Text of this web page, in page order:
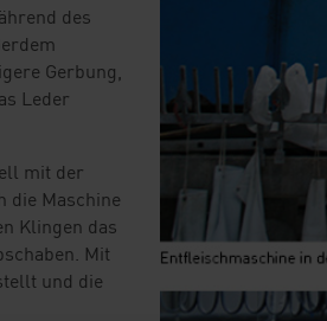
des
Gerbung,
Leder
mit der
die Maschine
Klingen das
Mit
und die